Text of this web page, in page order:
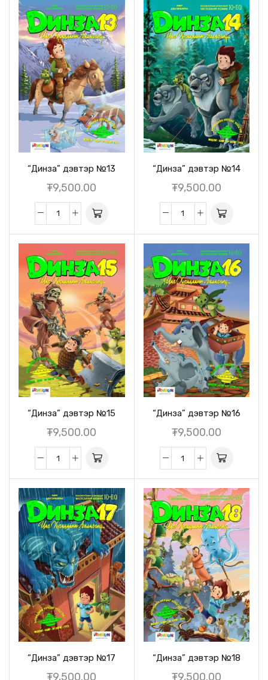
“Динза” дэвтэр №13
₮9,500.00
“Динза” дэвтэр №14
₮9,500.00
“Динза” дэвтэр №15
₮9,500.00
“Динза” дэвтэр №16
₮9,500.00
“Динза” дэвтэр №17
₮9,500.00
“Динза” дэвтэр №18
₮9,500.00